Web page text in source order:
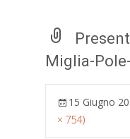
Miglia-
15 Giugno
× 754)